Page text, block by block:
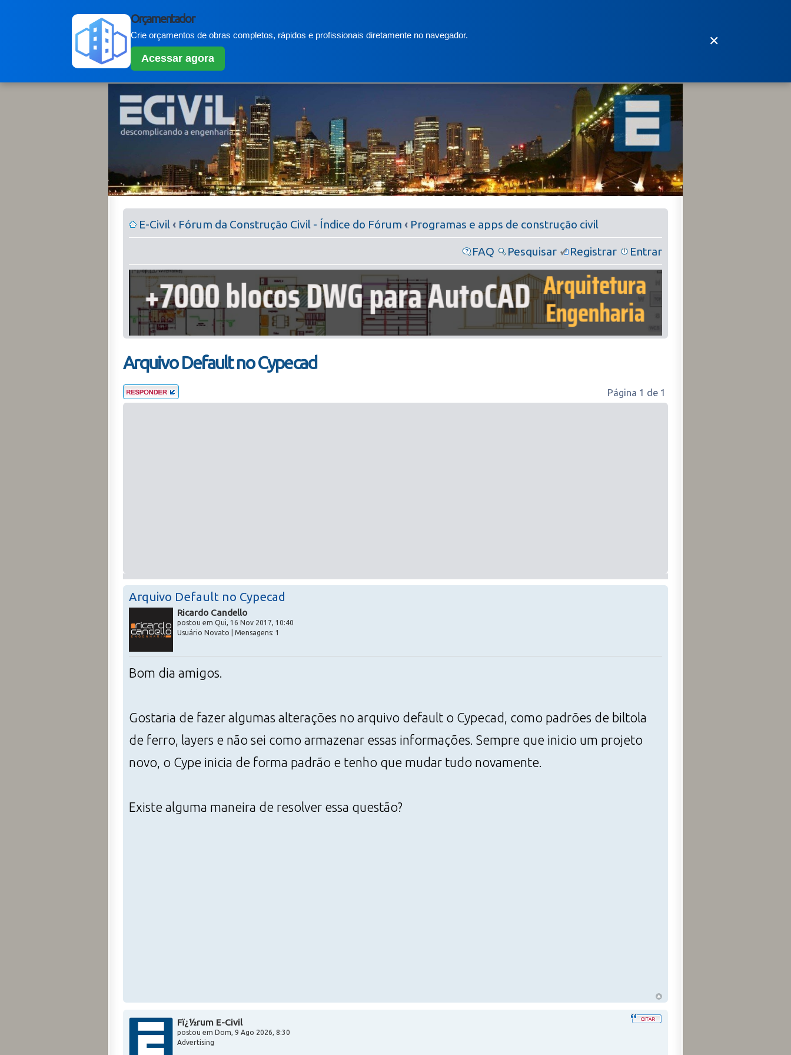
Orçamentador
Crie orçamentos de obras completos, rápidos e profissionais diretamente no navegador.
Acessar agora
✕
E-Civil‹ Fórum da Construção Civil - Índice do Fórum ‹ Programas e apps de construção civil
FAQ Pesquisar Registrar Entrar
Arquivo Default no Cypecad
Página 1 de 1
Arquivo Default no Cypecad
Ricardo Candello
postou em Qui, 16 Nov 2017, 10:40
Usuário Novato | Mensagens: 1
Bom dia amigos.
Gostaria de fazer algumas alterações no arquivo default o Cypecad, como padrões de biltola
de ferro, layers e não sei como armazenar essas informações. Sempre que inicio um projeto
novo, o Cype inicia de forma padrão e tenho que mudar tudo novamente.
Existe alguma maneira de resolver essa questão?
Fï¿½rum E-Civil
postou em Dom, 9 Ago 2026, 8:30
Advertising